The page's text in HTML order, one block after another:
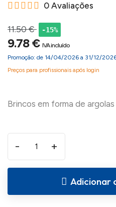
0 Avaliações
11.50 € -15%
9.78 € IVA incluído
Promoção: de 14/04/2026 a 31/12/
Preços para profissionais após login
- +
Adicionar